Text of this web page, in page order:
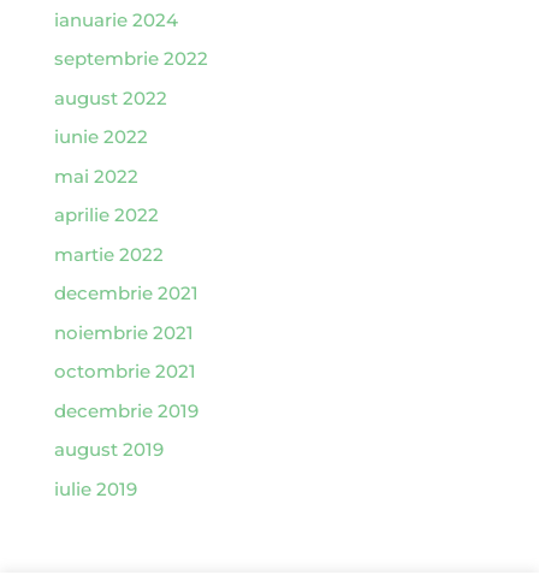
ianuarie 2024
septembrie 2022
august 2022
iunie 2022
mai 2022
aprilie 2022
martie 2022
decembrie 2021
noiembrie 2021
octombrie 2021
decembrie 2019
august 2019
iulie 2019